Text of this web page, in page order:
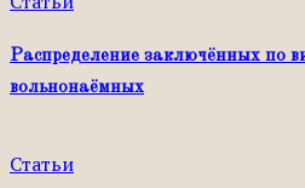
Распределение заключённых по
вольнонаёмных
Статьи